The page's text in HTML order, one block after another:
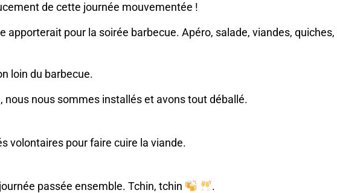
de cette journée mouvementée !
apporterait pour la soirée barbecue. Apéro, salade, viandes,
loin du barbecue.
nous sommes installés et avons tout déballé.
volontaires pour faire cuire la viande.
passée ensemble. Tchin, tchin
.